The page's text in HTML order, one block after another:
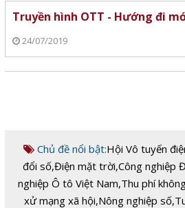
Truyền hình OTT - Hướng đi
24/07/2019
Chủ đề nổi bật:Hội Vô tuyến
đổi số,Điện mặt trời,Công nghiệp
nghiệp Ô tô Việt Nam,Thu phí
xử mạng xã hội,Nông nghiệp số,